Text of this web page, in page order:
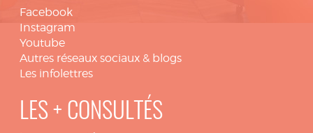
Facebook
Instagram
Youtube
Autres réseaux sociaux & blogs
Les infolettres
LES + CONSULTÉS